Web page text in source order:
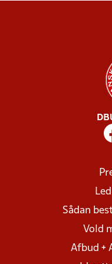
Sådan
Vold
Afbud +